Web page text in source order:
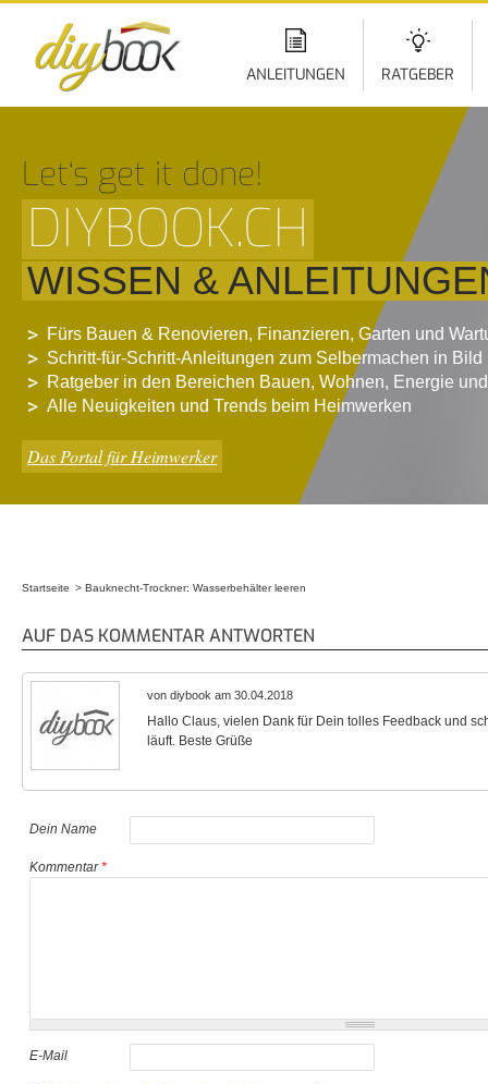
ANLEITUNGEN RATGEBER
Let‘s get it done!
DIYBOOK.CH
WISSEN &
Fürs Bauen & Renovieren, Finanzieren, Garten und
Schritt-für-Schritt-Anleitungen zum Selbermachen in Bild
Ratgeber in den Bereichen Bauen, Wohnen, Energie
Alle Neuigkeiten und Trends beim Heimwerken
Das Portal für Heimwerker
Startseite Bauknecht-Trockner: Wasserbehälter leeren
AUF DAS KOMMENTAR ANTWORTEN
von diybook am 30.04.2018
Hallo Claus, vielen Dank für Dein tolles Feedback und
läuft. Beste Grüße
Dein Name
Kommentar*
E-Mail